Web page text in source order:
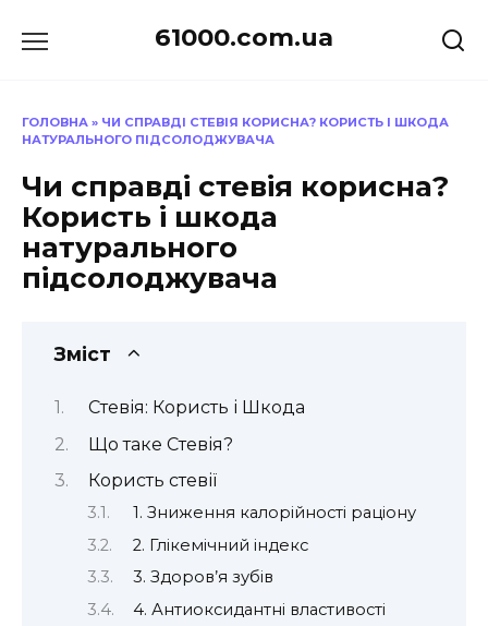
до
61000.com.ua
ГОЛОВНА » ЧИ СПРАВДІ СТЕВІЯ КОРИСНА? КОРИСТЬ І ШКОДА
НАТУРАЛЬНОГО ПІДСОЛОДЖУВАЧА
Чи справді стевія корисна?
Користь і шкода
натурального
підсолоджувача
Зміст
Стевія: Користь і Шкода
Що таке Стевія?
Користь стевії
1. Зниження калорійності раціону
2. Глікемічний індекс
3. Здоров’я зубів
4. Антиоксидантні властивості